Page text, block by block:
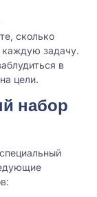
сколько
каждую задачу.
в
цели.
набор